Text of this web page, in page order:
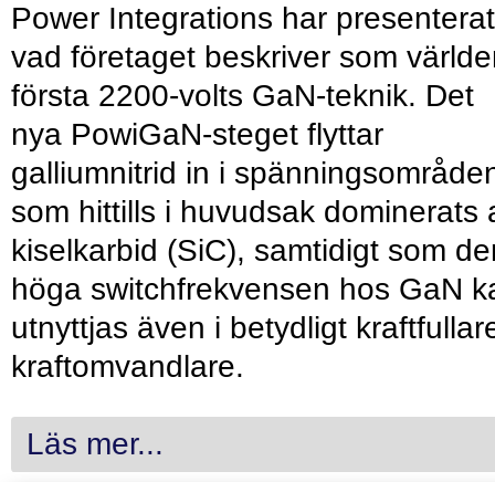
Power Integrations har presenterat
vad företaget beskriver som
första 2200-volts GaN-teknik. Det
nya PowiGaN-steget flyttar
galliumnitrid in i
som hittills i huvudsak dominerats
kiselkarbid (SiC), samtidigt som
höga switchfrekvensen hos GaN
utnyttjas även i betydligt
kraftomvandlare.
Läs mer...